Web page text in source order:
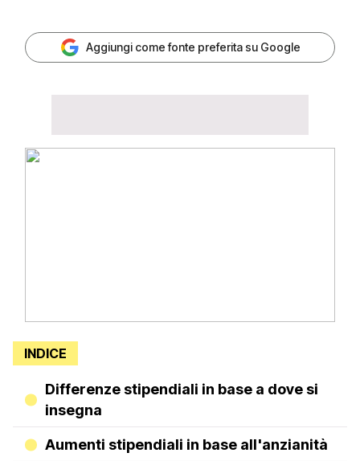
Aggiungi come fonte preferita su Google
INDICE
Differenze stipendiali in base a dove si
insegna
Aumenti stipendiali in base all'anzianità